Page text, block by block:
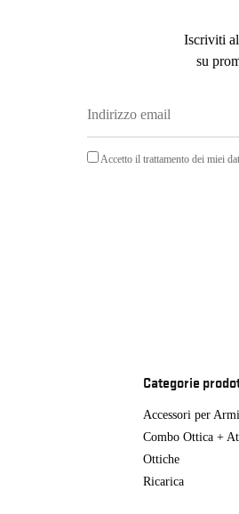
Iscriviti
su
Accetto il trattamento dei miei
Categorie
Accessori per
Combo Ottica +
Ottiche
Ricarica